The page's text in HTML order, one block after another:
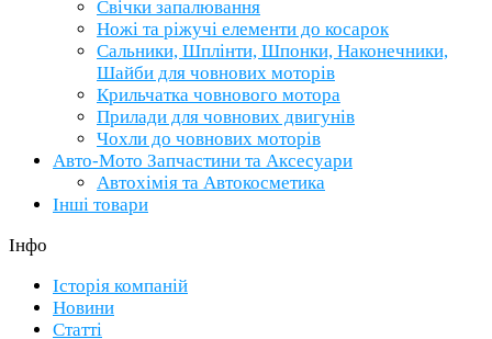
Свічки запалювання
Ножі та ріжучі елементи до косарок
Сальники, Шплінти, Шпонки, Наконечники,
Шайби для човнових моторів
Крильчатка човнового мотора
Прилади для човнових двигунів
Чохли до човнових моторів
Авто-Мото Запчастини та Аксесуари
Автохімія та Автокосметика
Інші товари
Інфо
Історія компаній
Новини
Статті